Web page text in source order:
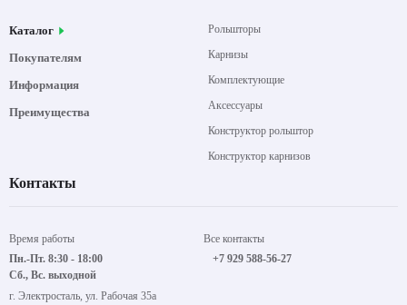
Каталог
Покупателям
Информация
Преимущества
Рольшторы
Карнизы
Комплектующие
Аксессуары
Конструктор рольштор
Конструктор карнизов
Контакты
Время работы
Пн.-Пт. 8:30 - 18:00
Сб., Вс. выходной
г. Электросталь, ул. Рабочая 35а
Все контакты
+7 929 588-56-27